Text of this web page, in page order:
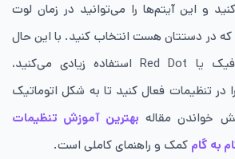
و این آیتم‌ها را می‌توانید در زمان لوت
که در دستتان هست انتخاب کنید. با این حال
اگر از دوربین هولوگرافیک یا Red Dot استفاده زیادی می‌کنید،
در تنظیمات فعال کنید تا به شکل اتوماتیک
خواندن مقاله بهترین آموزش تنظیمات
به گام کمک و راهنمای کاملی است.